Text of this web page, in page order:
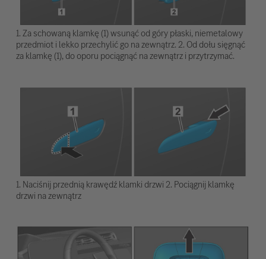
1. Za schowaną klamkę (1) wsunąć od góry płaski, niemetalowy
przedmiot i lekko przechylić go na zewnątrz. 2. Od dołu sięgnąć
za klamkę (1), do oporu pociągnąć na zewnątrz i przytrzymać.
1. Naciśnij przednią krawędź klamki drzwi 2. Pociągnij klamkę
drzwi na zewnątrz